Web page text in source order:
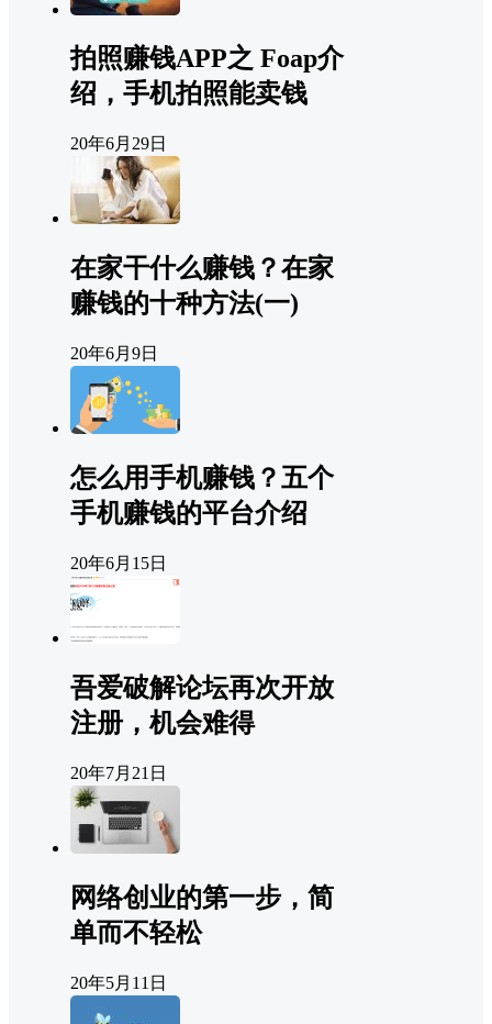
拍照赚钱APP之 Foap介
绍，手机拍照能卖钱
20年6月29日
在家干什么赚钱？在家
赚钱的十种方法(一)
20年6月9日
怎么用手机赚钱？五个
手机赚钱的平台介绍
20年6月15日
吾爱破解论坛再次开放
注册，机会难得
20年7月21日
网络创业的第一步，简
单而不轻松
20年5月11日